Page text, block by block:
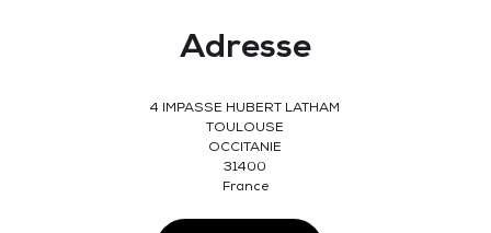
Adresse
4 IMPASSE HUBERT LATHAM
TOULOUSE
OCCITANIE
31400
France